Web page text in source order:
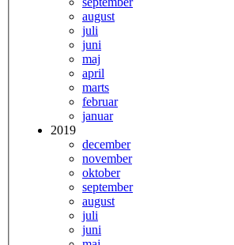
august
juli
juni
maj
april
marts
februar
januar
2019
december
november
oktober
september
august
juli
juni